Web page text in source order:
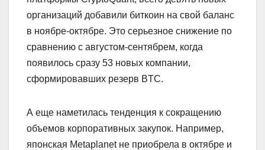
организаций добавили биткоин на свой баланс
в ноябре-октябре. Это серьезное снижение по
сравнению с августом-сентябрем, когда
появилось сразу 53 новых компании,
сформировавших резерв BTC.
А еще наметилась тенденция к сокращению
объемов корпоративных закупок. Например,
японская Metaplanet не приобрела в октябре и